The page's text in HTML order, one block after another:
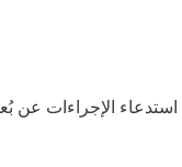
الإجراءات عن